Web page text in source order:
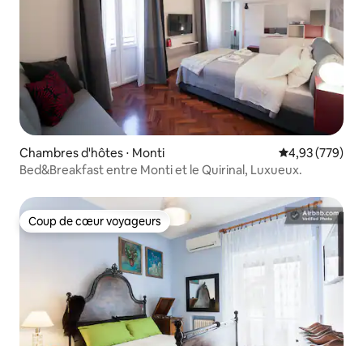
Chambres d'hôtes ⋅ Monti Évaluation
4,93 (779)
Bed&Breakfast entre Monti et le Quirinal, Luxueux.
Coup de cœur voyageurs
Coup de cœur voyageurs